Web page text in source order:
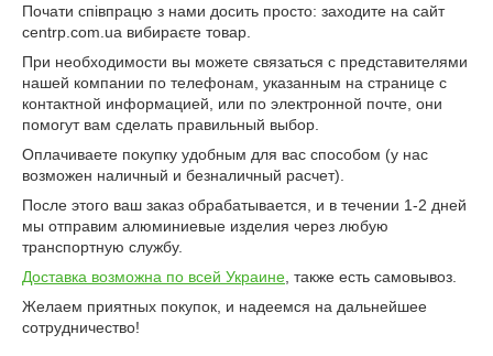
Почати співпрацю з нами досить просто: заходите на сайт
centrp.com.ua вибираєте товар.
При необходимости вы можете связаться с представителями
нашей компании по телефонам, указанным на странице с
контактной информацией, или по электронной почте, они
помогут вам сделать правильный выбор.
Оплачиваете покупку удобным для вас способом (у нас
возможен наличный и безналичный расчет).
После этого ваш заказ обрабатывается, и в течении 1-2 дней
мы отправим алюминиевые изделия через любую
транспортную службу.
Доставка возможна по всей Украине , также есть самовывоз.
Желаем приятных покупок, и надеемся на дальнейшее
сотрудничество!